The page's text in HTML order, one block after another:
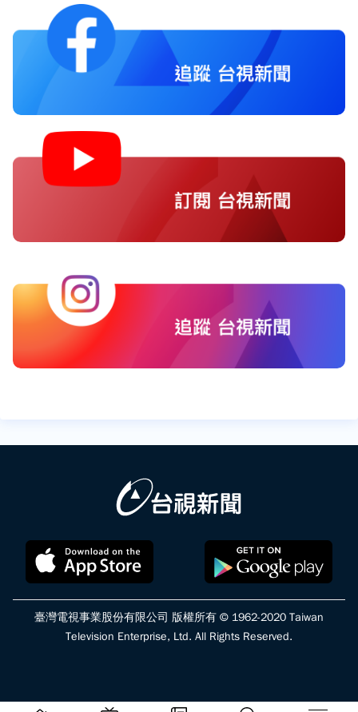
臺灣電視事業股份有限公司 版權所有 © 1962-2020 Taiwan
Television Enterprise, Ltd. All Rights Reserved.